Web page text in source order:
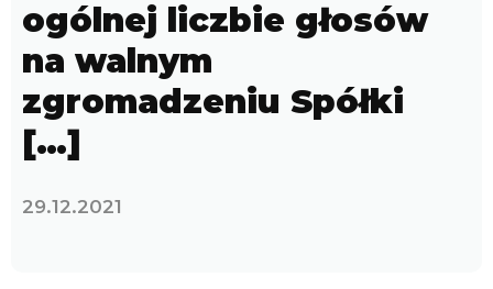
ogólnej liczbie głosów
na walnym
zgromadzeniu Spółki
[…]
29.12.2021